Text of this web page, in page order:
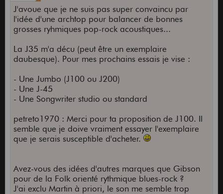
J'avoue que je ne suis pas super convaincu par
l'idée d'une archtop pour balancer de bonnes
grosses ryhmiques pop-rock acoustiques...
La J35 m'a décu (peut être un exemplaire
daubesque). Pour mes prochains essais je vise :
- Une Jumbo (J100 ou J200)
- Une J-45
- Une Songwriter studio ou standard
petreto1970 : Merci pour ta proposition de J100. Il
semble que je doive vraiment essayer l'exemplaire
que je serais susceptible d'acheter.
Avez-vous des idées d'autres marques que Gibson
pour de la Folk orienté rythmique blues-rock ?
J'ai exclu Martin à priori, le son me semble trop